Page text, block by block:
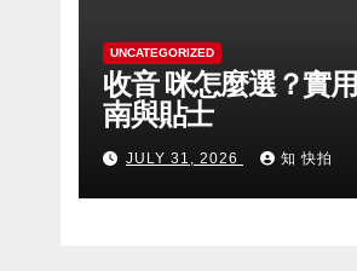
UNCATEGORIZED
收音 咪怎麼選？實
南與貼士
JULY 31, 2026 知 快拍